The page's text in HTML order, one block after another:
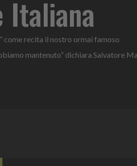
Italiana
come recita il nostro ormai famoso
mantenuto” dichiara Salvatore